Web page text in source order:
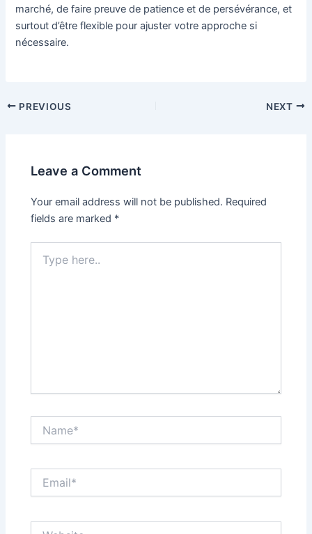
marché, de faire preuve de patience et de persévérance, et
surtout d’être flexible pour ajuster votre approche si
nécessaire.
PREVIOUS NEXT
Leave a Comment
Your email address will not be published. Required
fields are marked *
here..